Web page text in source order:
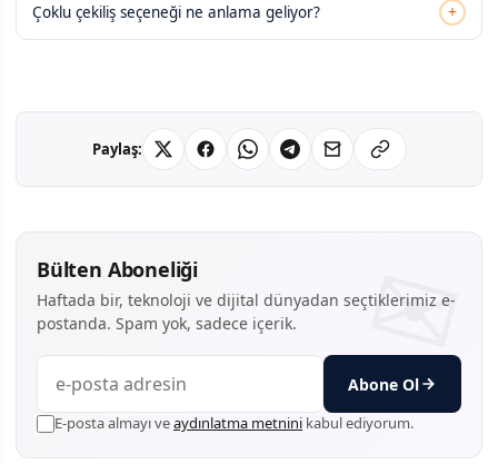
Çoklu çekiliş seçeneği ne anlama geliyor? +
Paylaş:
Bülten Aboneliği
Haftada bir, teknoloji ve dijital dünyadan seçtiklerimiz e-
postanda. Spam yok, sadece içerik.
Abone Ol
E-posta almayı veaydınlatma metnini kabul ediyorum.